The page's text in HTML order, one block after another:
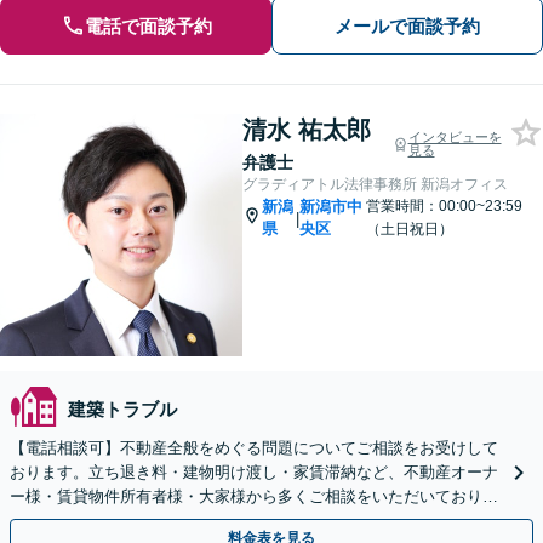
電話で面談予約 メールで面談予約
清水 祐太郎
弁護士
インタビューを
見る
グラディアトル法律事務所 新潟オフィス
新潟
県
|
新潟市中
央区
営業時間：00:00~23:59
（土日祝日）
建築トラブル
【電話相談可】不動産全般をめぐる問題についてご相談をお受けして
おります。立ち退き料・建物明け渡し・家賃滞納など、不動産オーナ
ー様・賃貸物件所有者様・大家様から多くご相談をいただいておりま
す。お気軽にお電話ください。
料金表を見る